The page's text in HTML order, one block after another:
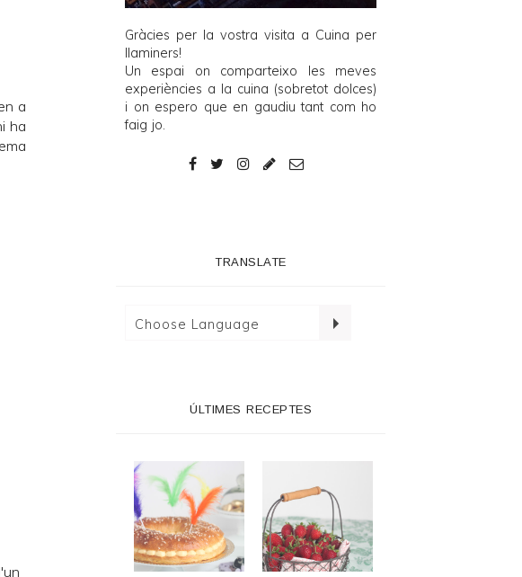
a
ha
Gràcies per la vostra visita a Cuina per
llaminers!
Un espai on comparteixo les meves
experiències a la cuina (sobretot dolces)
i on espero que en gaudiu tant com ho
faig jo.
TRANSLATE
ÚLTIMES RECEPTES